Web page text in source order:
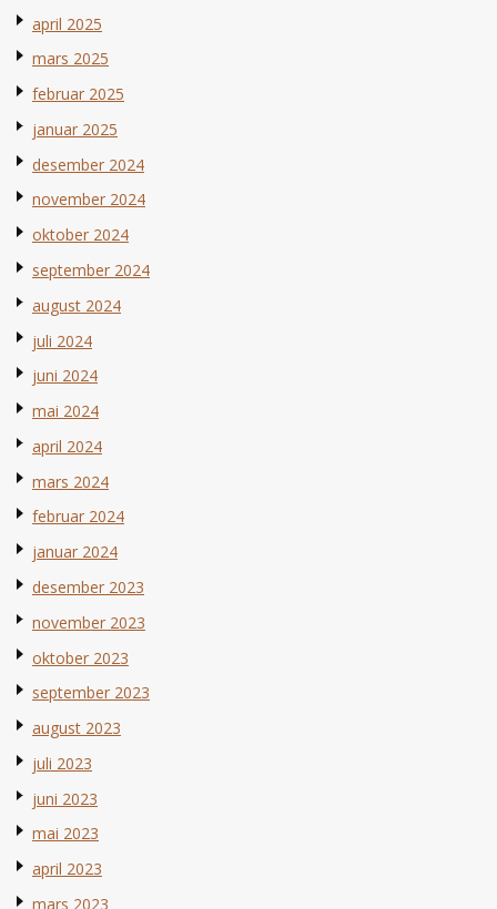
april 2025
mars 2025
februar 2025
januar 2025
desember 2024
november 2024
oktober 2024
september 2024
august 2024
juli 2024
juni 2024
mai 2024
april 2024
mars 2024
februar 2024
januar 2024
desember 2023
november 2023
oktober 2023
september 2023
august 2023
juli 2023
juni 2023
mai 2023
april 2023
mars 2023